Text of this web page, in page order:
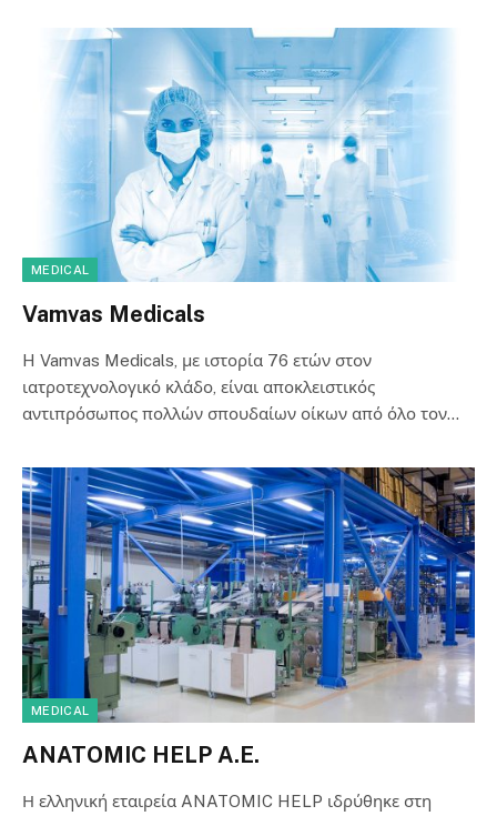
MEDICAL
Vamvas Medicals
H Vamvas Medicals, με ιστορία 76 ετών στον
ιατροτεχνολογικό κλάδο, είναι αποκλειστικός
αντιπρόσωπος πολλών σπουδαίων οίκων από όλο τον…
MEDICAL
ANATOMIC HELP A.E.
Η ελληνική εταιρεία ANATOMIC HELP ιδρύθηκε στη